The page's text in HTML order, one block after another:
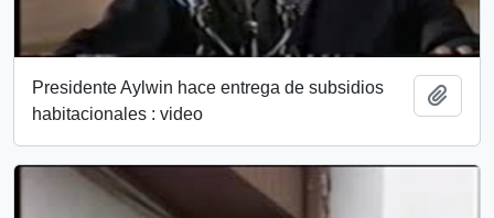
Presidente Aylwin hace entrega de subsidios
habitacionales : video